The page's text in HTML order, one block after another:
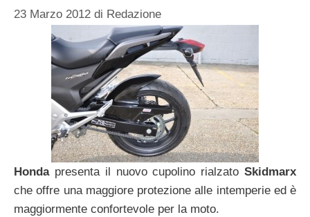
23 Marzo 2012 di Redazione
Hondapresenta il nuovo cupolino rialzato Skidmarx
che offre una maggiore protezione alle intemperie ed è
maggiormente confortevole per la moto.